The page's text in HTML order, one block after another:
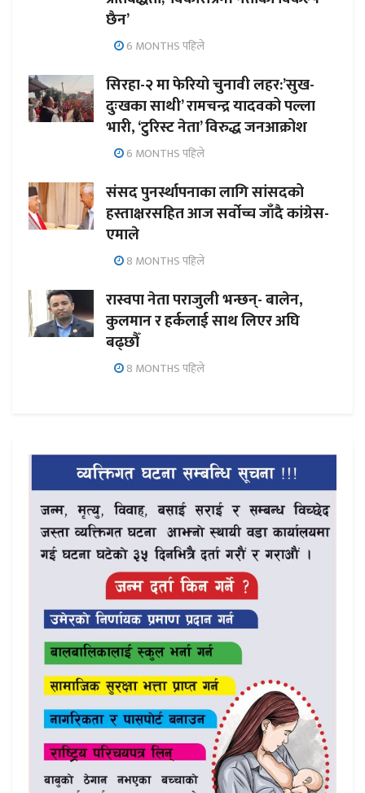
छैन’
6 MONTHS पहिले
सिरहा-२ मा फेरियो चुनावी लहर:’सुख-
दुःखका साथी’ रामचन्द्र यादवको पल्ला
भारी, ‘टुरिस्ट नेता’ विरुद्ध जनआक्रोश
6 MONTHS पहिले
संसद पुनर्स्थापनाका लागि सांसदको
हस्ताक्षरसहित आज सर्वोच्च जाँदै कांग्रेस-
एमाले
8 MONTHS पहिले
रास्वपा नेता पराजुली भन्छन्- बालेन,
कुलमान र हर्कलाई साथ लिएर अघि
बढ्छौँ
8 MONTHS पहिले